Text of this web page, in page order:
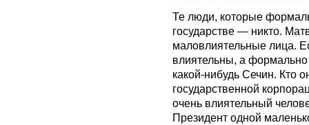
Те люди, которые
государстве — никто.
маловлиятельные лица.
влиятельны, а
какой-нибудь Сечин. Кто
государственной
очень влиятельный
Президент одной